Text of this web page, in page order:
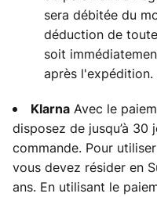
sera débitée du
déduction de
soit
après l'expédition.
Klarna Avec le
disposez de jusqu’à
commande. Pour
vous devez résider en
ans. En utilisant le